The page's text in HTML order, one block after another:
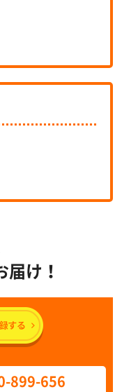
届け！
899-656